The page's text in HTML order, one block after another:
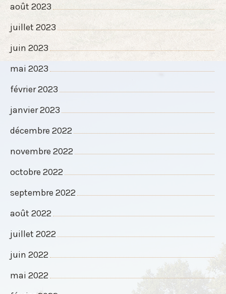
août 2023
juillet 2023
juin 2023
mai 2023
février 2023
janvier 2023
décembre 2022
novembre 2022
octobre 2022
septembre 2022
août 2022
juillet 2022
juin 2022
mai 2022